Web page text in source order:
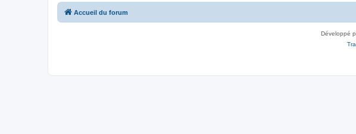
Accueil du forum
Développé